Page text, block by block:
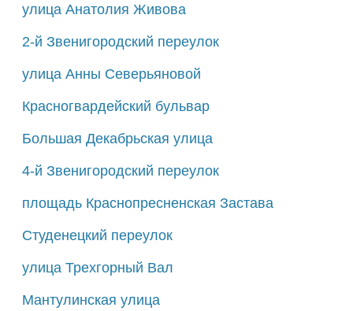
улица Анатолия Живова
2-й Звенигородский переулок
улица Анны Северьяновой
Красногвардейский бульвар
Большая Декабрьская улица
4-й Звенигородский переулок
площадь Краснопресненская Застава
Студенецкий переулок
улица Трехгорный Вал
Мантулинская улица